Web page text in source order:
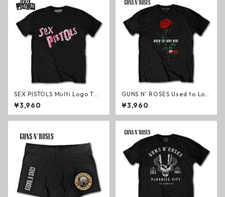
SEX PISTOLS Multi Logo Tシ
ャツ ブラック セックス・ピス
トルズ パンク・ロック グッズ
¥3,960
GUNS N' ROSES Used to Lov
e Her Rose Tシャツ ブラック
ガンズ・アンド・ローゼズ ハ
ードロック メタル グッズ
¥3,960